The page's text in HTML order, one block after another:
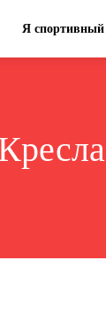
Я спортивный